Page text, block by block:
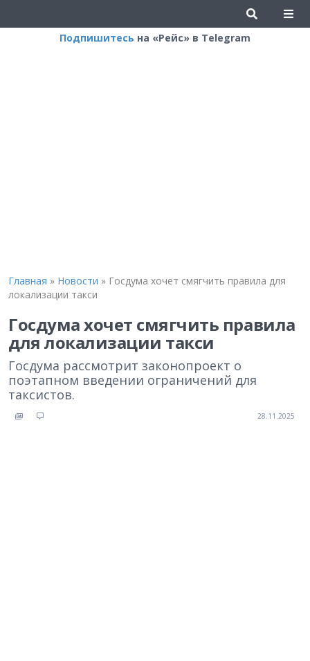
Подпишитесь на «Рейс» в Telegram
Главная » Новости » Госдума хочет смягчить правила для
локализации такси
Госдума хочет смягчить правила
для локализации такси
Госдума рассмотрит законопроект о
поэтапном введении ограничений для
таксистов.
28.11.2025